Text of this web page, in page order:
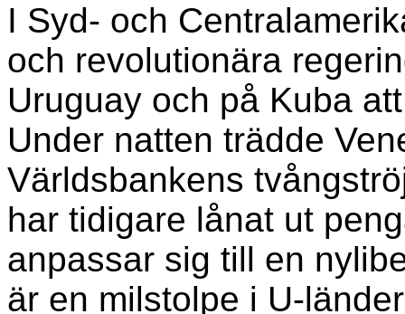
I Syd- och
och revolutionära
Uruguay och på Kuba
Under natten trädde
Världsbankens
har tidigare lånat ut
anpassar sig till en
är en milstolpe i U-